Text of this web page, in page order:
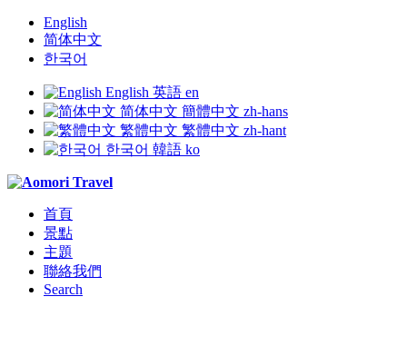
English
简体中文
한국어
English 英語 en
简体中文 簡體中文 zh-hans
繁體中文 繁體中文 zh-hant
한국어 韓語 ko
首頁
景點
主題
聯絡我們
Search